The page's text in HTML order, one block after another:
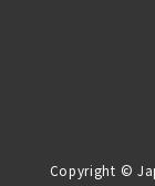
Copyright ©